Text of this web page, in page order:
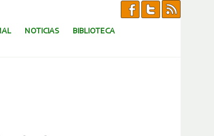
NOTICIAS BIBLIOTECA